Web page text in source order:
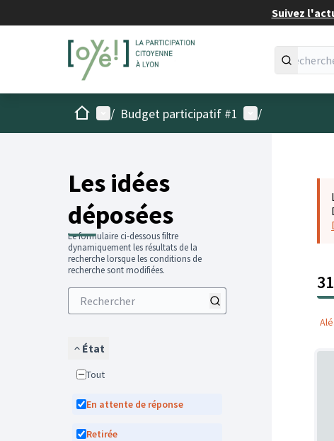
Suivez
AccueilMenu principal
/ Budget participatif #1 Menu utilisateur
/
Les idées
déposées
Le formulaire ci-dessous filtre
dynamiquement les résultats de la
recherche lorsque les conditions de
recherche sont modifiées.
État
Tout
En attente de réponse
Retirée